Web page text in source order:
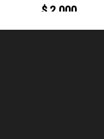
$ 2.000